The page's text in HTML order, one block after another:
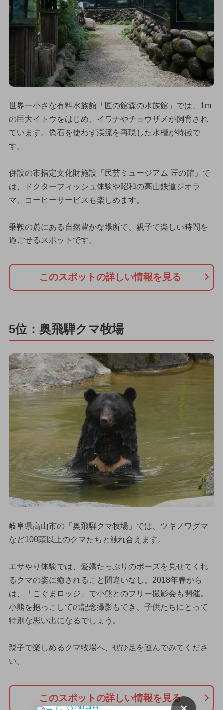
世界一小さな有料水族館「匠の館森の水族館」では、1m
の巨大イトウをはじめ、イワナやチョウザメが飼育され
ています。偽石を使わず渓流を再現した水槽が特徴で
す。
併設の市指定文化財施設「民芸ミュージアム 匠の館」で
は、ドクターフィッシュ体験や昭和の高山鉄道ジオラ
マ、コーヒーサービスも楽しめます。
乗鞍の麓にある自然豊かな場所で、親子で楽しい時間を
過ごせるスポットです。
このスポットの詳しい情報を見る
5位：奥飛騨クマ牧場
岐阜県高山市の「奥飛騨クマ牧場」では、ツキノワグマ
など100頭以上のクマたちと触れ合えます。
エサやり体験では、愛嬌たっぷりのポーズを見せてくれ
るクマの姿に癒されること間違いなし。2018年春から
は、「こぐまロッジ」で小熊とのフリー撮影会も開催。
小熊を抱っこしての記念撮影もでき、子供たちにとって
特別な思い出になるでしょう。
親子で楽しめるクマ牧場へ、ぜひ足を運んでみてくださ
い。
このスポットの詳しい情報を見る